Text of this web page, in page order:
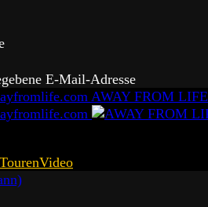
E-Mail-Adresse
AWAY FROM LIFE
TourenVideo